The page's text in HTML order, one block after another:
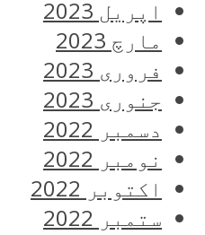
اپریل 2023
مارچ 2023
فروری 2023
جنوری 2023
دسمبر 2022
نومبر 2022
اکتوبر 2022
ستمبر 2022